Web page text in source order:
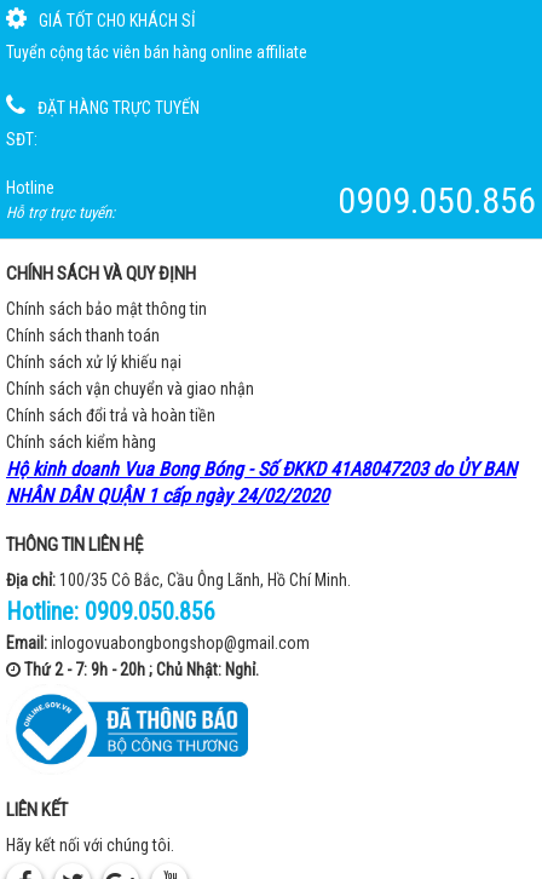
GIÁ TỐT CHO KHÁCH SỈ
Tuyển cộng tác viên bán hàng online affiliate
ĐẶT HÀNG TRỰC TUYẾN
SĐT:
Hotline
Hỗ trợ trực tuyến: 0909.050.856
CHÍNH SÁCH VÀ QUY ĐỊNH
Chính sách bảo mật thông tin
Chính sách thanh toán
Chính sách xử lý khiếu nại
Chính sách vận chuyển và giao nhận
Chính sách đổi trả và hoàn tiền
Chính sách kiểm hàng
Hộ kinh doanh Vua Bong Bóng - Số ĐKKD 41A8047203 do ỦY BAN
NHÂN DÂN QUẬN 1 cấp ngày 24/02/2020
THÔNG TIN LIÊN HỆ
Địa chỉ:100/35 Cô Bắc, Cầu Ông Lãnh, Hồ Chí Minh.
Hotline: 0909.050.856
Email:inlogovuabongbongshop@gmail.com
Thứ 2 - 7: 9h - 20h ; Chủ Nhật: Nghỉ.
LIÊN KẾT
Hãy kết nối với chúng tôi.